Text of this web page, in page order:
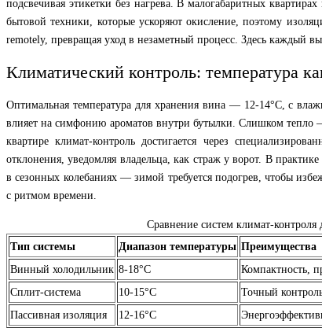
подсвечивая этикетки без нагрева. В малогабаритных
бытовой техники, которые ускоряют окисление, поэтому
remotely, превращая уход в незаметный процесс. Здесь каждый
Климатический контроль: температура
Оптимальная температура для хранения вина — 12-14°C, с
влияет на симфонию ароматов внутри бутылки. Слишком тепло
квартире климат-контроль достигается через
отклонения, уведомляя владельца, как страж у ворот. В
в сезонных колебаниях — зимой требуется подогрев, чтобы
с ритмом времени.
Сравнение систем климат-контроля
Тип системы
Диапазон температуры Преимущества
Винный холодильник 8-18°C Компактность,
Сплит-система
10-15°C Точный
Пассивная изоляция
12-16°C